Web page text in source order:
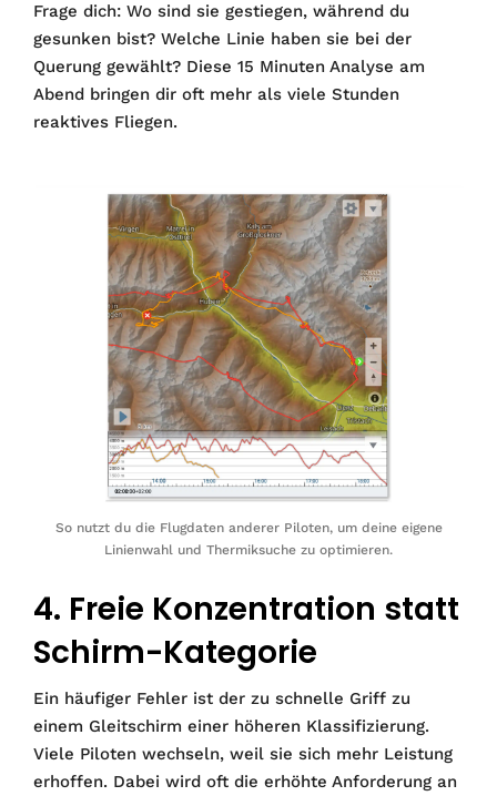
Frage dich: Wo sind sie gestiegen, während du
gesunken bist? Welche Linie haben sie bei der
Querung gewählt? Diese 15 Minuten Analyse am
Abend bringen dir oft mehr als viele Stunden
reaktives Fliegen.
So nutzt du die Flugdaten anderer Piloten, um deine eigene
Linienwahl und Thermiksuche zu optimieren.
4. Freie Konzentration statt
Schirm-Kategorie
Ein häufiger Fehler ist der zu schnelle Griff zu
einem Gleitschirm einer höheren Klassifizierung.
Viele Piloten wechseln, weil sie sich mehr Leistung
erhoffen. Dabei wird oft die erhöhte Anforderung an